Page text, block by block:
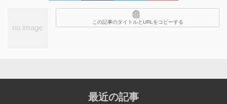
この記事のタイトルとURLをコピーする
最近の記事